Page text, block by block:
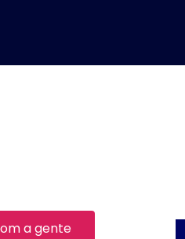
a gente